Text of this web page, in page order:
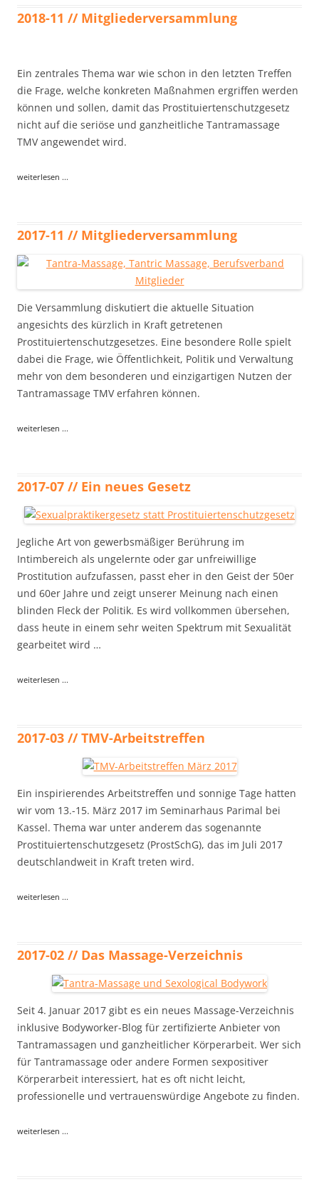
2018-11 // Mitgliederversammlung
Ein zentrales Thema war wie schon in den letzten Treffen
die Frage, welche konkreten Maßnahmen ergriffen werden
können und sollen, damit das Prostituiertenschutzgesetz
nicht auf die seriöse und ganzheitliche Tantramassage
TMV angewendet wird.
weiterlesen ...
2017-11 // Mitgliederversammlung
Die Versammlung diskutiert die aktuelle Situation
angesichts des kürzlich in Kraft getretenen
Prostituiertenschutzgesetzes. Eine besondere Rolle spielt
dabei die Frage, wie Öffentlichkeit, Politik und Verwaltung
mehr von dem besonderen und einzigartigen Nutzen der
Tantramassage TMV erfahren können.
weiterlesen ...
2017-07 // Ein neues Gesetz
Jegliche Art von gewerbsmäßiger Berührung im
Intimbereich als ungelernte oder gar unfreiwillige
Prostitution aufzufassen, passt eher in den Geist der 50er
und 60er Jahre und zeigt unserer Meinung nach einen
blinden Fleck der Politik. Es wird vollkommen übersehen,
dass heute in einem sehr weiten Spektrum mit Sexualität
gearbeitet wird …
weiterlesen ...
2017-03 // TMV-Arbeitstreffen
Ein inspirierendes Arbeitstreffen und sonnige Tage hatten
wir vom 13.-15. März 2017 im Seminarhaus Parimal bei
Kassel. Thema war unter anderem das sogenannte
Prostituiertenschutzgesetz (ProstSchG), das im Juli 2017
deutschlandweit in Kraft treten wird.
weiterlesen ...
2017-02 // Das Massage-Verzeichnis
Seit 4. Januar 2017 gibt es ein neues Massage-Verzeichnis
inklusive Bodyworker-Blog für zertifizierte Anbieter von
Tantramassagen und ganzheitlicher Körperarbeit. Wer sich
für Tantramassage oder andere Formen sexpositiver
Körperarbeit interessiert, hat es oft nicht leicht,
professionelle und vertrauenswürdige Angebote zu finden.
weiterlesen ...